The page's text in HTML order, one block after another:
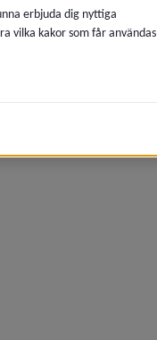
erbjuda dig nyttiga
vilka kakor som får användas